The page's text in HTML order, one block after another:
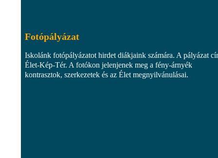
Fotópályázat
Iskolánk fotópályázatot hirdet diákjaink számára. A pályázat
Élet-Kép-Tér. A fotókon jelenjenek meg a fény-árnyék
kontrasztok, szerkezetek és az Élet megnyilvánulásai.